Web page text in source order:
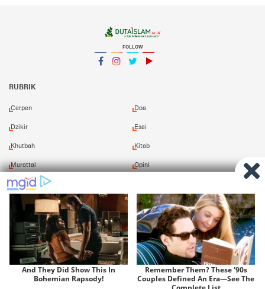
FOLLOW
RUBRIK
Cerpen Doa
Dzikir Esai
Khutbah Kitab
Murottal Opini
Puisi
Shalawat Tafsir
Redaksi Pasang Iklan
Kirim Naskah Download Kitab
Copyright © 2026 Duta Islam